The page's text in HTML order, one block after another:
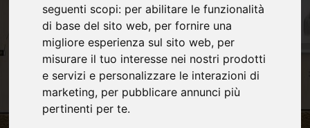
seguenti scopi: per abilitare le funzionalità
di base del sito web, per fornire una
migliore esperienza sul sito web, per
misurare il tuo interesse nei nostri prodotti
e servizi e personalizzare le interazioni di
marketing, per pubblicare annunci più
pertinenti per te.